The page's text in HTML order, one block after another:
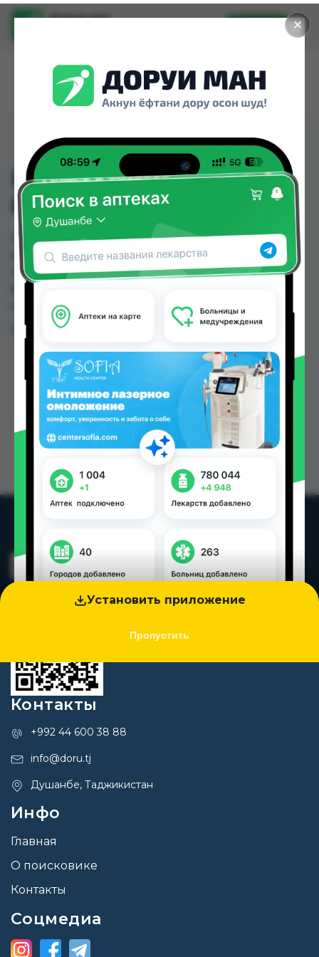
✕
Установить приложение
Пропустить
Доруи ман
Установить
INFECTOMOX 250 MG (
ИНФЕКТОМОКС)
INFECTOMOX 250 MG ( ИНФЕКТОМОКС) можно
купить или заказать в аптеках, Дорухона
Олмони №1, Дорухона Олмони №2 по цене от
городах Таджикистана
Цена: от86.48 TJS
Контакты
+992 44 600 38 88
info@doru.tj
Душанбе, Таджикистан
Инфо
Главная
О поисковике
Контакты
Соцмедиа